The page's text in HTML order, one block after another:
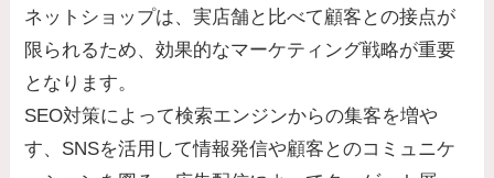
ネットショップは、実店舗と比べて顧客との接点が
限られるため、効果的なマーケティング戦略が重要
となります。
SEO対策によって検索エンジンからの集客を増や
す、SNSを活用して情報発信や顧客とのコミュニケ